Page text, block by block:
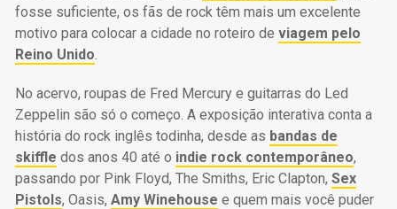
fosse suficiente, os fãs de rock têm mais um excelente
motivo para colocar a cidade no roteiro de viagem pelo
Reino Unido.
No acervo, roupas de Fred Mercury e guitarras do Led
Zeppelin são só o começo. A exposição interativa conta a
história do rock inglês todinha, desde as bandas de
skiffle dos anos 40 até o indie rock contemporâneo,
passando por Pink Floyd, The Smiths, Eric Clapton, Sex
Pistols, Oasis, Amy Winehouse e quem mais você puder